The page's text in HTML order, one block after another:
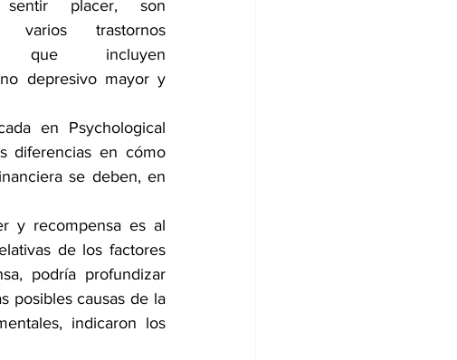
sentir placer, son
varios trastornos
que incluyen
depresivo mayor y
en Psychological
diferencias en cómo
se deben, en
y recompensa es al
de los factores
podría profundizar
posibles causas de la
indicaron los